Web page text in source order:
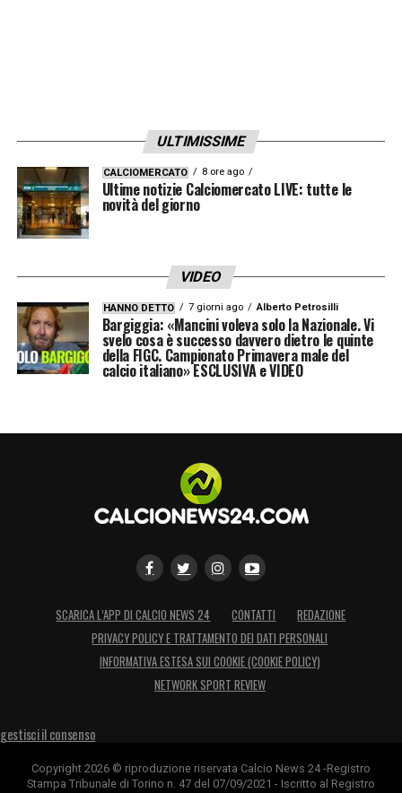
ULTIMISSIME
CALCIOMERCATO 8 ore ago
Ultime notizie Calciomercato LIVE: tutte le
novità del giorno
VIDEO
HANNO DETTO 7 giorni ago Alberto Petrosilli
Bargiggia: «Mancini voleva solo la Nazionale. Vi
svelo cosa è successo davvero dietro le quinte
della FIGC. Campionato Primavera male del
calcio italiano» ESCLUSIVA e VIDEO
SCARICA L’APP DI CALCIO NEWS 24 CONTATTI
REDAZIONE
PRIVACY POLICY E TRATTAMENTO DEI DATI PERSONALI
INFORMATIVA ESTESA SUI COOKIE (COOKIE POLICY)
NETWORK SPORT REVIEW
gestisci il consenso
Copyright 2026 © riproduzione riservata Calcio News 24 -Registro
Stampa Tribunale di Torino n. 47 del 07/09/2021 - Iscritto al Registro